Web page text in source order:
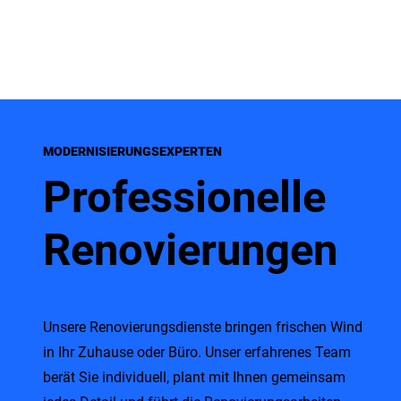
MODERNISIERUNGSEXPERTEN
Professionelle
Renovierungen
Unsere Renovierungsdienste bringen frischen Wind
in Ihr Zuhause oder Büro. Unser erfahrenes Team
berät Sie individuell, plant mit Ihnen gemeinsam